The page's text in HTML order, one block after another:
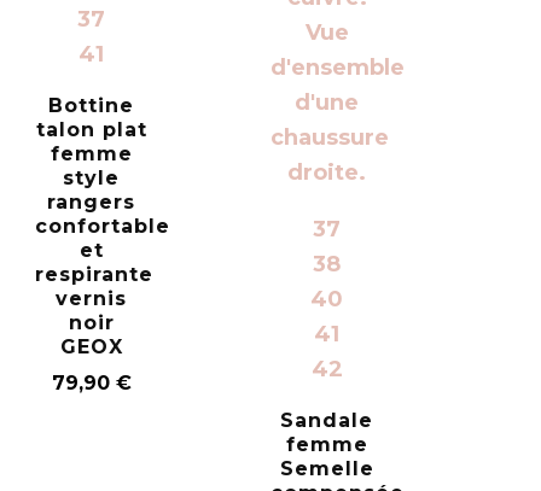
37
41
Bottine
talon plat
femme
style
rangers
confortable
et
respirante
vernis
noir
GEOX
79,90 €
37
38
40
41
42
Sandale
femme
Semelle